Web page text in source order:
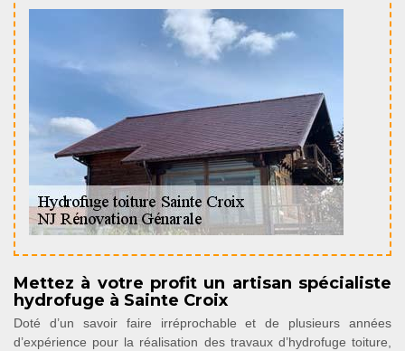
Mettez à votre profit un artisan spécialiste
hydrofuge à Sainte Croix
Doté d’un savoir faire irréprochable et de plusieurs années
d’expérience pour la réalisation des travaux d’hydrofuge toiture,